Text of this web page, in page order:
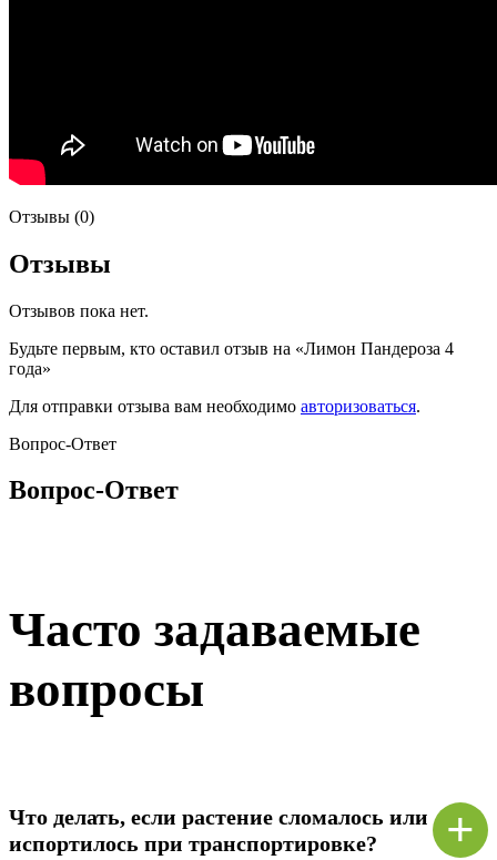
Отзывы (0)
Отзывы
Отзывов пока нет.
Будьте первым, кто оставил отзыв на «Лимон Пандероза 4
года»
Для отправки отзыва вам необходимо авторизоваться.
Вопрос-Ответ
Вопрос-Ответ
Часто задаваемые
вопросы
Что делать, если растение сломалось или
испортилось при транспортировке?
+